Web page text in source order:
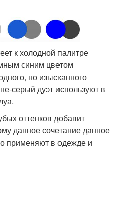
к холодной палитре
синим цветом
но изысканного
серый дуэт используют в
оттенков добавит
данное сочетание данное
применяют в одежде и